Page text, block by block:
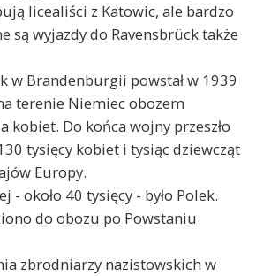
licealiści z Katowic, ale bardzo
są wyjazdy do Ravensbrück także
w Brandenburgii powstał w 1939
terenie Niemiec obozem
kobiet. Do końca wojny przeszło
tysięcy kobiet i tysiąc dziewcząt
Europy.
- około 40 tysięcy - było Polek.
do obozu po Powstaniu
zbrodniarzy nazistowskich w